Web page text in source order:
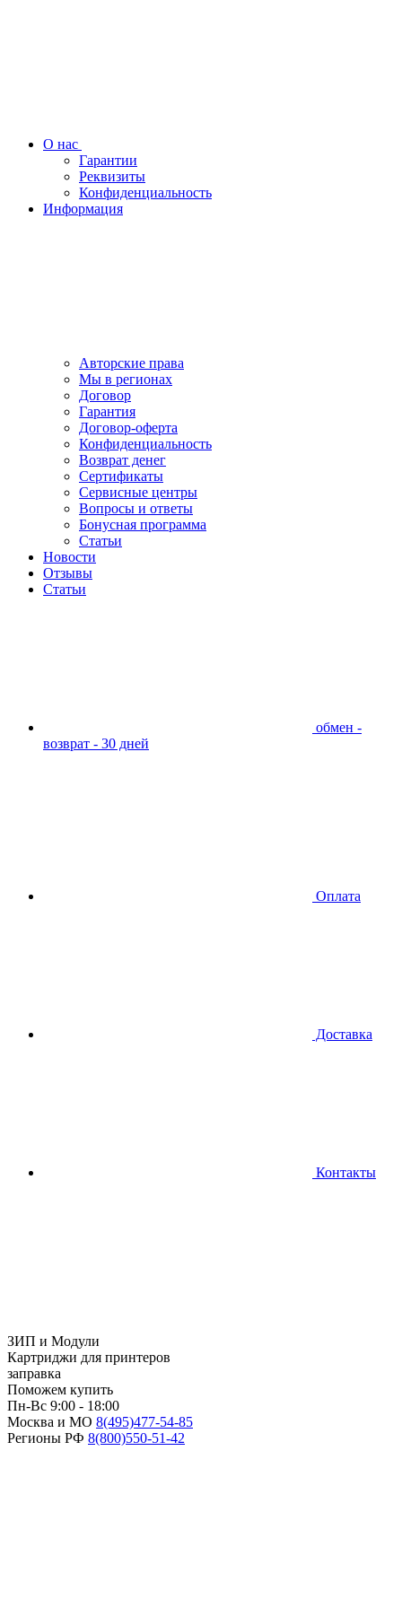
О нас
Гарантии
Реквизиты
Конфиденциальность
Информация
Авторские права
Мы в регионах
Договор
Гарантия
Договор-оферта
Конфиденциальность
Возврат денег
Сертификаты
Сервисные центры
Вопросы и ответы
Бонусная программа
Статьи
Новости
Отзывы
Статьи
обмен -
возврат - 30 дней
Оплата
Доставка
Контакты
ЗИП и Модули
Картриджи для принтеров
заправка
Поможем купить
Пн-Вс 9:00 - 18:00
Москва и МО 8(495)477-54-85
Регионы РФ 8(800)550-51-42